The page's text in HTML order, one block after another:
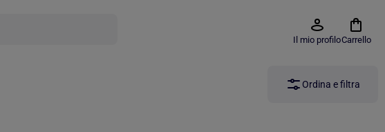
Il mio profiloCarrello
Ordina e filtra